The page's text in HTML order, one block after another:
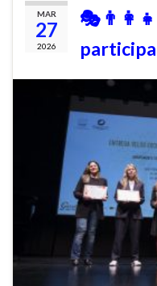
MAR
27
2026
participa